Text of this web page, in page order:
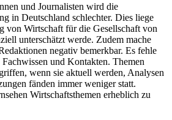
und Journalisten wird die
in Deutschland schlechter. Dies liege
von Wirtschaft für die Gesellschaft von
unterschätzt werde. Zudem mache
negativ bemerkbar. Es fehle
und Kontakten. Themen
wenn sie aktuell werden, Analysen
fänden immer weniger statt.
Wirtschaftsthemen erheblich zu